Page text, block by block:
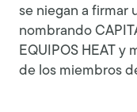
se niegan a firmar
nombrando
EQUIPOS HEAT
de los miembros